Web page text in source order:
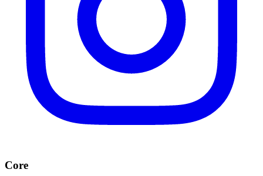
Core